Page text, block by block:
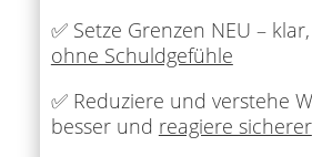
✅ Setze Grenzen NEU –
ohne Schuldgefühle
✅ Reduziere und verstehe
besser und reagiere sicherer